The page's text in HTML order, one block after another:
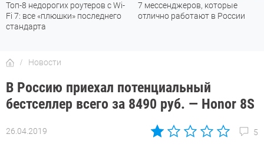
Топ-8 недорогих роутеров с Wi-
Fi 7: все «плюшки» последнего
стандарта
7 мессенджеров, которые
отлично работают в России
Новости
В Россию приехал потенциальный
бестселлер всего за 8490 руб. — Honor 8S
26.04.2019 5
Автор: